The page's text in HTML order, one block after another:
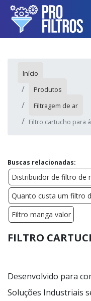
Início
Produtos
Filtragem de ar
Filtro cartucho para
Buscas relacionadas:
Distribuidor de filtro de
Quanto custa um filtro
Filtro manga valor
FILTRO
Desenvolvido para
Soluções Industriais